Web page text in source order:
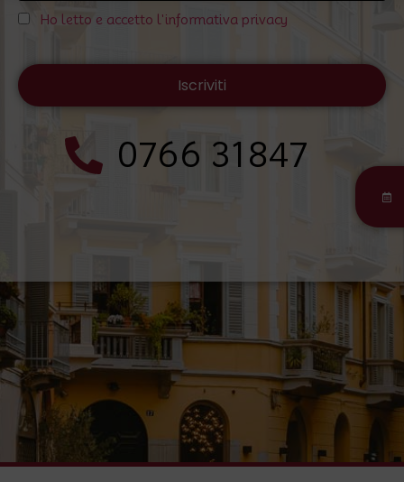
Ho letto e accetto l'informativa privacy
0766 31847